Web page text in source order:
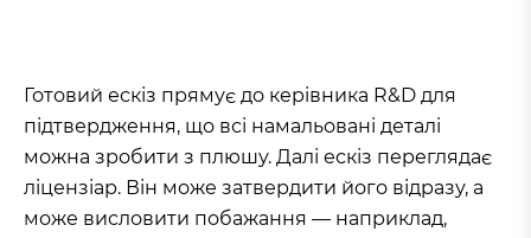
Готовий ескіз прямує до керівника R&D для
підтвердження, що всі намальовані деталі
можна зробити з плюшу. Далі ескіз переглядає
ліцензіар. Він може затвердити його відразу, а
може висловити побажання — наприклад,